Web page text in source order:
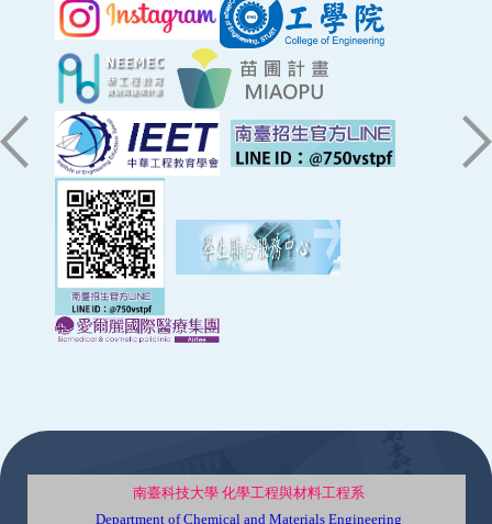
南臺科技大學 化學工程與材料工程系
Department of Chemical and Materials Engineering